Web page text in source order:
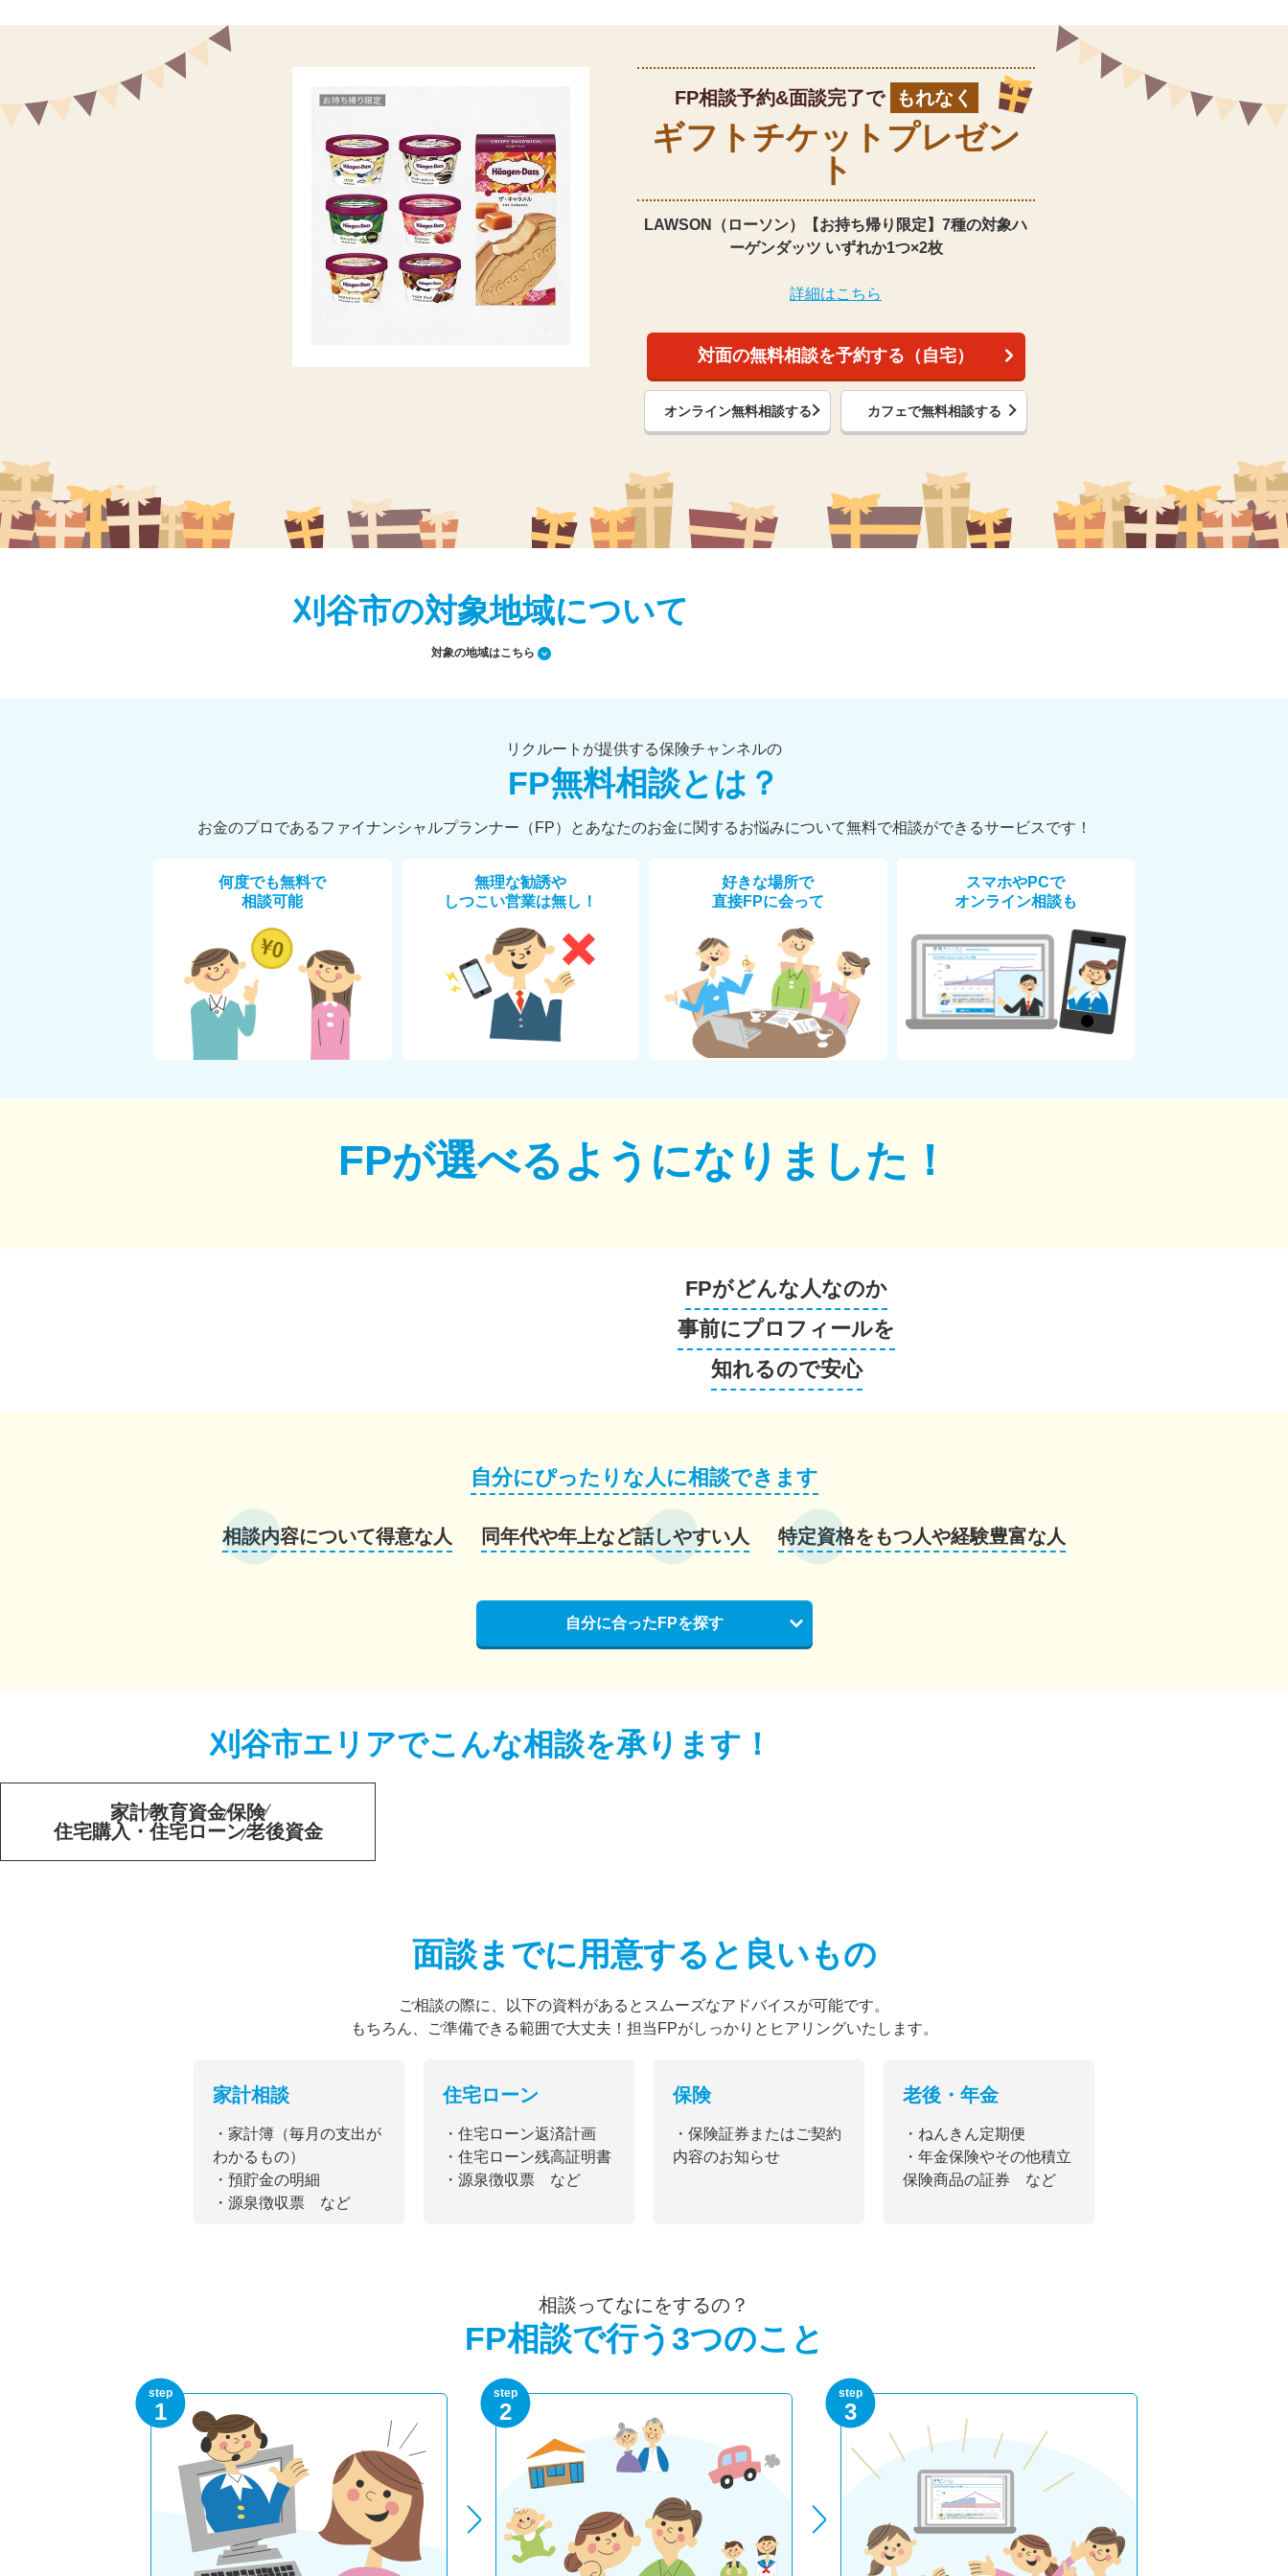
FP相談予約&面談完了で もれなく
ギフトチケット プレゼン
ト
LAWSON（ローソン）【お持ち帰り限定】 7種の対象ハ
ーゲンダッツ いずれか1つ×2枚
詳細はこちら
対面の無料相談を予約する（自宅）
オンライン無料相談する カフェで無料相談する
刈谷市の対象地域について
対象の地域はこちら
リクルートが提供する保険チャンネルの
FP無料相談とは？
お金のプロであるファイナンシャルプランナー（FP）とあなたのお金に関するお悩みについて無料で相談ができるサービスです！
何度でも無料で
相談可能
無理な勧誘や
しつこい営業は無し！
好きな場所で
直接FPに会って
スマホやPCで
オンライン相談も
FPが選べるようになりました！
FPがどんな人なのか
事前にプロフィールを
知れるので安心
自分にぴったりな人に相談できます
相談内容について得意な人 同年代や年上など話しやすい人 特定資格をもつ人や経験豊富な人
自分に合ったFPを探す
刈谷市エリアでこんな相談を承ります！
家計教育資金保険
住宅購入・住宅ローン老後資金
面談までに用意すると 良いもの
ご相談の際に、以下の資料があるとスムーズなアドバイスが可能です。
もちろん、ご準備できる範囲で大丈夫！担当FPがしっかりとヒアリングいたします。
家計相談
・家計簿（毎月の支出が
わかるもの）
・預貯金の明細
・源泉徴収票 など
住宅ローン
・住宅ローン返済計画
・住宅ローン残高証明書
・源泉徴収票 など
保険
・保険証券またはご契約
内容のお知らせ
老後・年金
・ねんきん定期便
・年金保険やその他積立
保険商品の証券 など
相談ってなにをするの？
FP相談で行う3つのこと
step
1
step
2
step
3